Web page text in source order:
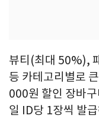
뷰티(최대 50%),
등 카테고리별로
000원 할인 장바
일 ID당 1장씩 발